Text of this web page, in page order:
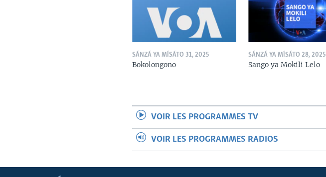
SÁNZÁ YA MÍSÁTO 31, 2025
Bokolongono
SÁNZÁ YA MÍSÁTO 28, 2025
Sango ya Mokili Lelo
VOIR LES PROGRAMMES TV
VOIR LES PROGRAMMES RADIOS